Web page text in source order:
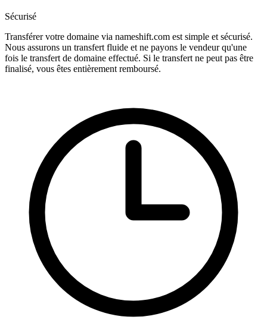
Sécurisé
Transférer votre domaine via nameshift.com est simple et sécurisé.
Nous assurons un transfert fluide et ne payons le vendeur qu'une
fois le transfert de domaine effectué. Si le transfert ne peut pas être
finalisé, vous êtes entièrement remboursé.